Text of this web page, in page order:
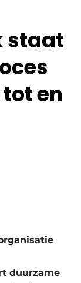
staat
en
duurzame